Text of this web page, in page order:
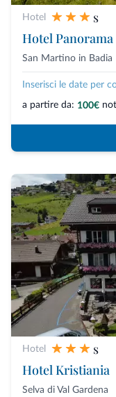
Hotel
s
Hotel
San Martino in Badia
Inserisci le date per
a partire da: 100€
Hotel
s
Hotel Kristiania
Selva di Val Gardena